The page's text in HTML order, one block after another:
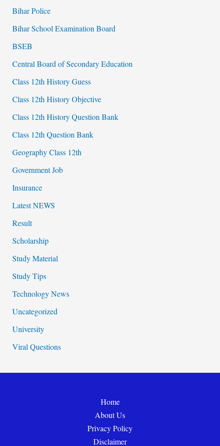
Bihar Police
Bihar School Examination Board
BSEB
Central Board of Secondary Education
Class 12th History Guess
Class 12th History Objective
Class 12th History Question Bank
Class 12th Question Bank
Geography Class 12th
Government Job
Insurance
Latest NEWS
Result
Scholarship
Study Material
Study Tips
Technology News
Uncategorized
University
Viral Questions
Home
About Us
Privacy Policy
Disclaimer